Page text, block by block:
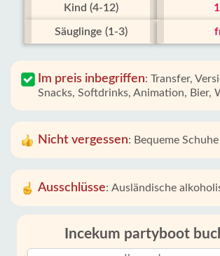
Kind (4-12)
Säuglinge (1-3)
Im preis inbegriffen: Transfer,
Snacks, Softdrinks, Animation, Bier,
Nicht vergessen: Bequeme
Ausschlüsse: Ausländische
Incekum partyboot